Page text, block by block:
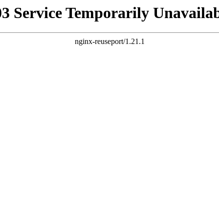
Service Temporarily
nginx-reuseport/1.21.1